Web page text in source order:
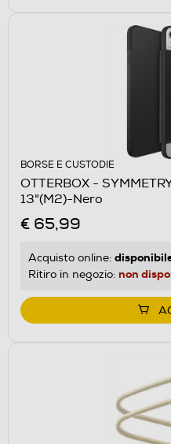
BORSE E CUSTODIE
OTTERBOX -
13"(M2)-Nero
€ 65,99
Acquisto online:
Ritiro in negozio: non